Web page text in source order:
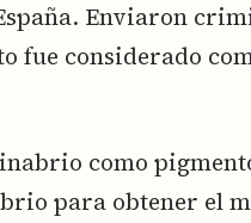
Enviaron
fue considerado
como
para obtener el